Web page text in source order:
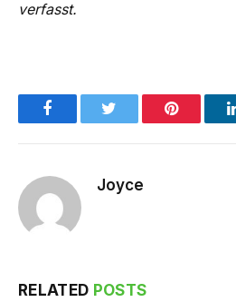
verfasst.
Facebook Pinterest
Joyce
RELATED POSTS